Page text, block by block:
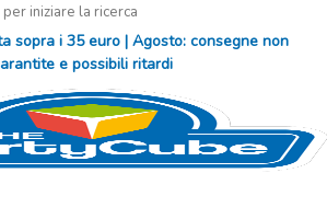
iniziare la ricerca
sopra i 35 euro | Agosto: consegne non
e possibili ritardi